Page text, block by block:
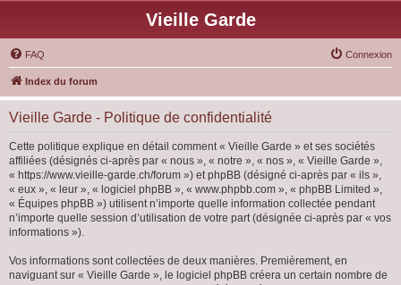
Vieille Garde
FAQ Connexion
Index du forum
Vieille Garde - Politique de confidentialité
Cette politique explique en détail comment « Vieille Garde » et ses sociétés
affiliées (désignés ci-après par « nous », « notre », « nos », « Vieille Garde »,
« https://www.vieille-garde.ch/forum ») et phpBB (désigné ci-après par « ils »,
« eux », « leur », « logiciel phpBB », « www.phpbb.com », « phpBB Limited »,
« Équipes phpBB ») utilisent n’importe quelle information collectée pendant
n’importe quelle session d’utilisation de votre part (désignée ci-après par « vos
informations »).
Vos informations sont collectées de deux manières. Premièrement, en
naviguant sur « Vieille Garde », le logiciel phpBB créera un certain nombre de